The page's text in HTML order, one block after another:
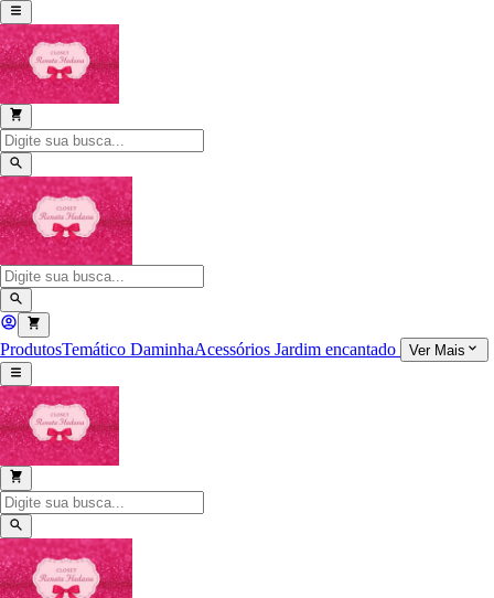
ProdutosTemático DaminhaAcessórios Jardim encantado Ver Mais